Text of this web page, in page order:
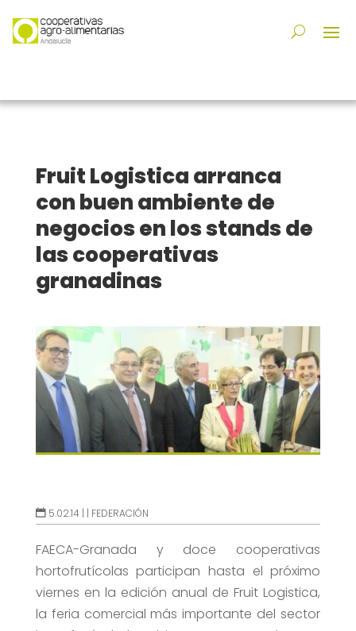
Fruit Logistica arranca
con buen ambiente de
negocios en los stands de
las cooperativas
granadinas
5.02.14 | | FEDERACIÓN
FAECA-Granada y doce cooperativas
hortofrutícolas participan hasta el próximo
viernes en la edición anual de Fruit Logistica,
la feria comercial más importante del sector